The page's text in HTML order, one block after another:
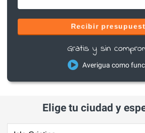
Recibir
Gratis y sin
Averigua como
Elige tu ciudad y